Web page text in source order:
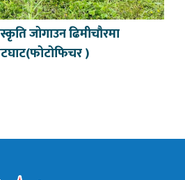
जोगाउन ढिमीचौरमा
)